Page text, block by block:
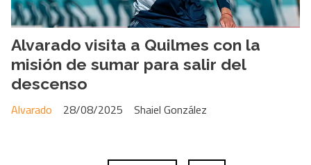
Alvarado visita a Quilmes con la
misión de sumar para salir del
descenso
Shaiel González
Alvarado 28/08/2025